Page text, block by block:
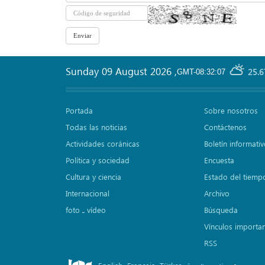
GMT-08:32:07
Sunday 09 August 2026 ,
Portada
Todas las noticias
Actividades coránicas
Política y sociedad
Cultura y ciencia
Internacional
foto ـ vídeo
Sobre nosotros
Contáctenos
Boletín
Encuesta
Estado del
Archivo
Búsqueda
Vínculos
RSS